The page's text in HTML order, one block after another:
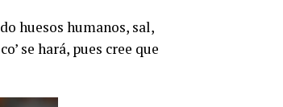
huesos humanos, sal,
se hará, pues cree que